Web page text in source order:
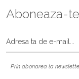
Aboneaza-
Prin abonarea la